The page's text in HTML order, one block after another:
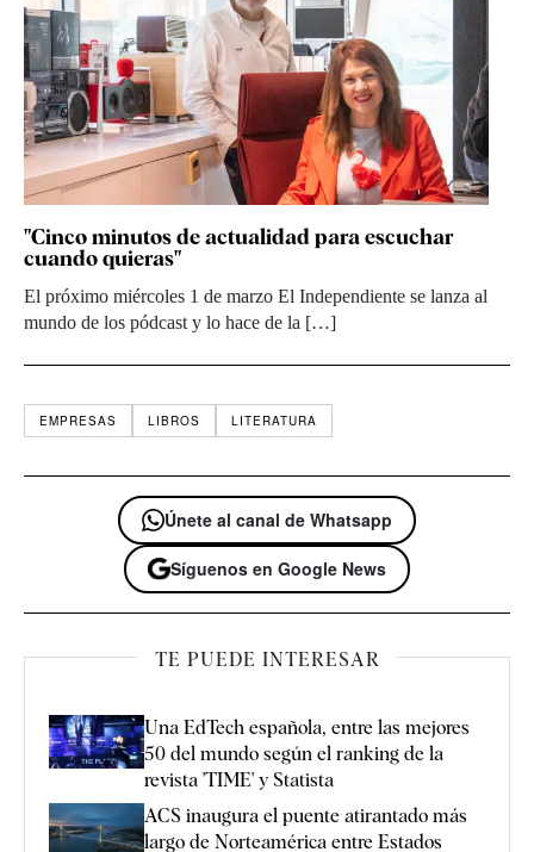
"Cinco minutos de actualidad para escuchar
cuando quieras"
El próximo miércoles 1 de marzo El Independiente se lanza al
mundo de los pódcast y lo hace de la […]
EMPRESAS LIBROS LITERATURA
Únete al canal de Whatsapp
Síguenos en Google News
TE PUEDE INTERESAR
Una EdTech española, entre las mejores
50 del mundo según el ranking de la
revista 'TIME' y Statista
ACS inaugura el puente atirantado más
largo de Norteamérica entre Estados